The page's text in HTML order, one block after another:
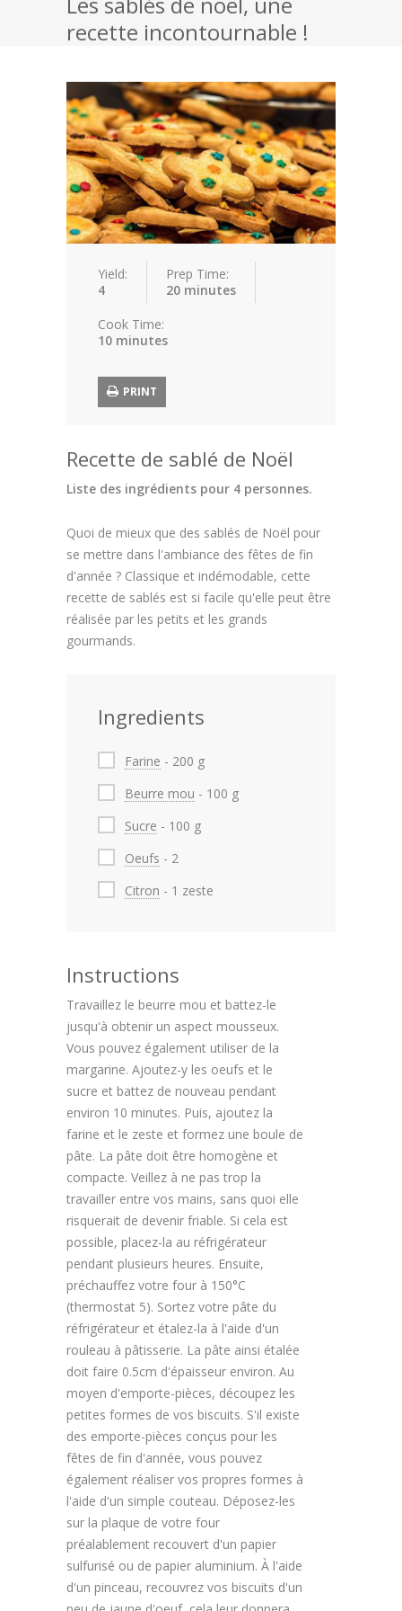
Fromage
Biscuits
Chocolat
Pâtisserie
Toutes nos recettes
recette incontournable !
Yield:
4
Prep Time:
20 minutes
Cook Time:
10 minutes
PRINT
Recette de sablé de Noël
Liste des ingrédients pour 4 personnes.
Quoi de mieux que des sablés de Noël pour
se mettre dans l'ambiance des fêtes de fin
d'année ? Classique et indémodable, cette
recette de sablés est si facile qu'elle peut être
réalisée par les petits et les grands
gourmands.
Ingredients
Farine - 200 g
Beurre mou - 100 g
Sucre - 100 g
Oeufs - 2
Citron - 1 zeste
Instructions
Travaillez le beurre mou et battez-le
jusqu'à obtenir un aspect mousseux.
Vous pouvez également utiliser de la
margarine. Ajoutez-y les oeufs et le
sucre et battez de nouveau pendant
environ 10 minutes. Puis, ajoutez la
farine et le zeste et formez une boule de
pâte. La pâte doit être homogène et
compacte. Veillez à ne pas trop la
travailler entre vos mains, sans quoi elle
risquerait de devenir friable. Si cela est
possible, placez-la au réfrigérateur
pendant plusieurs heures. Ensuite,
préchauffez votre four à 150°C
(thermostat 5). Sortez votre pâte du
réfrigérateur et étalez-la à l'aide d'un
rouleau à pâtisserie. La pâte ainsi étalée
doit faire 0.5cm d'épaisseur environ. Au
moyen d'emporte-pièces, découpez les
petites formes de vos biscuits. S'il existe
des emporte-pièces conçus pour les
fêtes de fin d'année, vous pouvez
également réaliser vos propres formes à
l'aide d'un simple couteau. Déposez-les
sur la plaque de votre four
préalablement recouvert d'un papier
sulfurisé ou de papier aluminium. À l'aide
d'un pinceau, recouvrez vos biscuits d'un